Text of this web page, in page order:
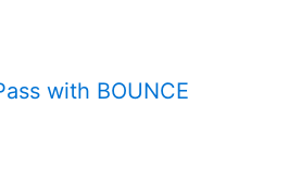
with BOUNCE